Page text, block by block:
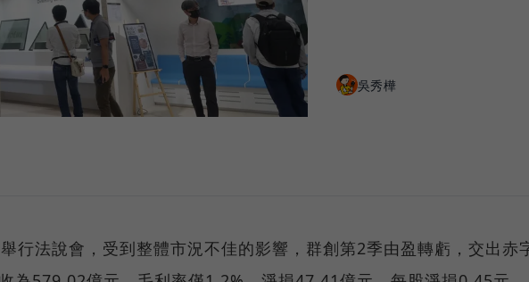
吳秀樺
行法說會，受到整體市況不佳的影響，群創第2季由盈轉虧，交出赤